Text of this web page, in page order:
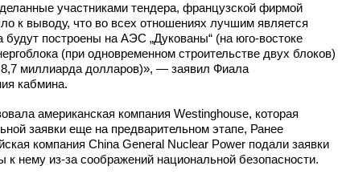
участниками тендера, французской фирмой
к выводу, что во всех отношениях лучшим является
построены на АЭС „Дукованы“ (на юго-востоке
(при одновременном строительстве двух блоков)
миллиарда долларов)», — заявил Фиала
кабмина.
американская компания Westinghouse, которая
заявки еще на предварительном этапе, Ранее
компания China General Nuclear Power подали заявки
к нему из-за соображений национальной безопасности.